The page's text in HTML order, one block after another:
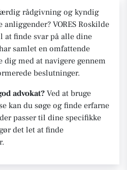
rådgivning og kyndig
VORES Roskilde
finde svar på alle dine
samlet en omfattende
med at navigere gennem
beslutninger.
advokat? Ved at bruge
kan du søge og finde erfarne
passer til dine specifikke
det let at finde